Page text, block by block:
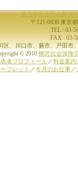
東京都足立区の柳沢
〒121-0836 東京
TEL : 03-
FAX : 03-
区、川口市、蕨市、戸田市
© 2010 柳沢社会保険
者プロフィール ／料金案内
ーフレット ／今月のお仕事 ／